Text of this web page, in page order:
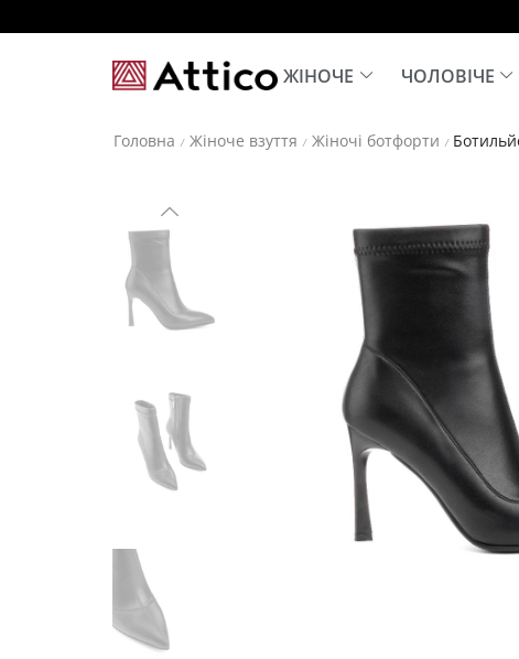
ЖІНОЧЕ ЧОЛОВІЧЕ
Головна / Жіноче взуття / Жіночі ботфорти /